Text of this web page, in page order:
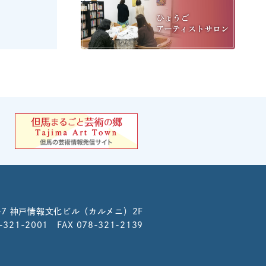
神戸情報文化ビル（カルメニ）2F
321-2001 FAX 078-321-2139